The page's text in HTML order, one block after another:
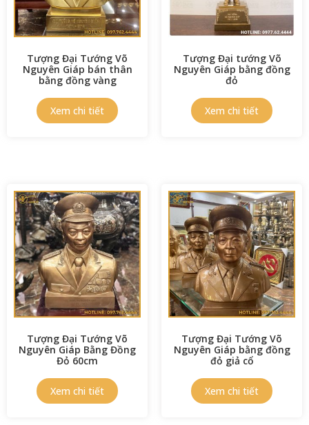
Tượng Đại Tướng Võ
Nguyên Giáp bán thân
bằng đồng vàng
Tượng Đại tướng Võ
Nguyên Giáp bằng đồng
đỏ
Tượng Đại Tướng Võ
Nguyên Giáp Bằng Đồng
Đỏ 60cm
Tượng Đại Tướng Võ
Nguyên Giáp bằng đồng
đỏ giả cổ